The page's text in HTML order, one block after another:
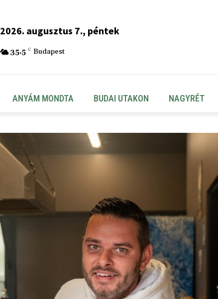
2026. augusztus 7., péntek
35.5 C Budapest
ANYÁM MONDTA BUDAI UTAKON NAGYRÉT